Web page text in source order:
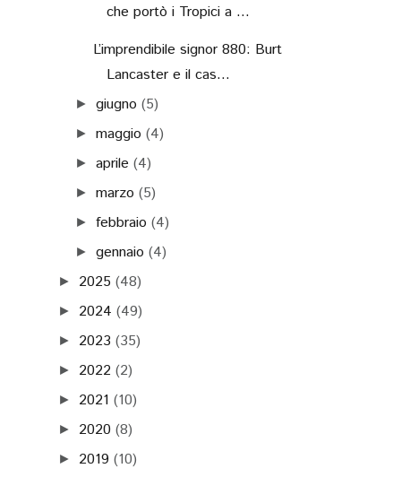
che portò i Tropici a ...
L’imprendibile signor 880: Burt
Lancaster e il cas...
►giugno (5)
►maggio (4)
►aprile (4)
►marzo (5)
►febbraio (4)
►gennaio (4)
► 2025 (48)
► 2024 (49)
► 2023 (35)
► 2022 (2)
► 2021 (10)
► 2020 (8)
► 2019 (10)